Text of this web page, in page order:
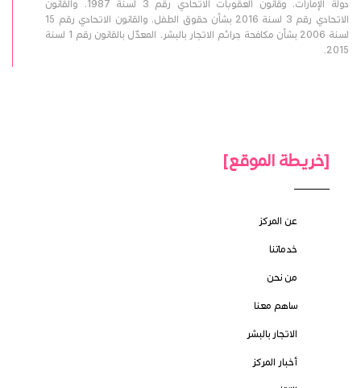
دولة الإمارات، وقانون العقوبات الاتحادي رقم 3 لسنة 1987، والقانون
الاتحادي رقم 3 لسنة 2016 بشأن حقوق الطفل، والقانون الاتحادي رقم 15
لسنة 2006 بشأن مكافحة جرائم الاتجار بالبشر، المعدّل بالقانون رقم 1 لسنة
2015.
[خريطة الموقع]
عن المركز
خدماتنا
من نحن
ساهم معنا
الاتجار بالبشر
أخبار المركز